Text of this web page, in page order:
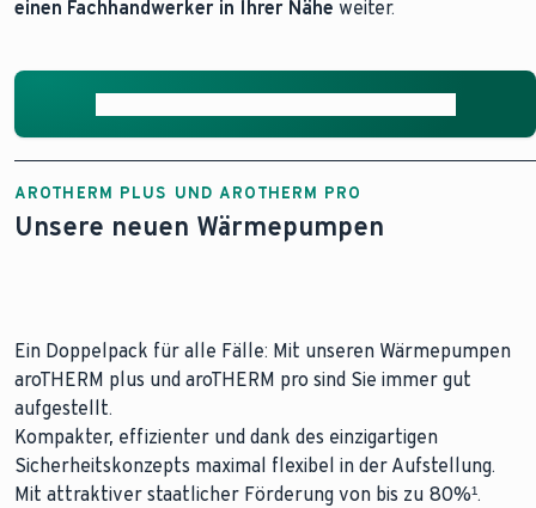
einen Fachhandwerker in Ihrer Nähe weiter.
AROTHERM PLUS UND AROTHERM PRO
Unsere neuen Wärmepumpen
Ein Doppelpack für alle Fälle: Mit unseren Wärmepumpen
aroTHERM plus und aroTHERM pro sind Sie immer gut
aufgestellt.
Kompakter, effizienter und dank des einzigartigen
Sicherheitskonzepts maximal flexibel in der Aufstellung.
Mit attraktiver staatlicher Förderung von bis zu 80%¹.